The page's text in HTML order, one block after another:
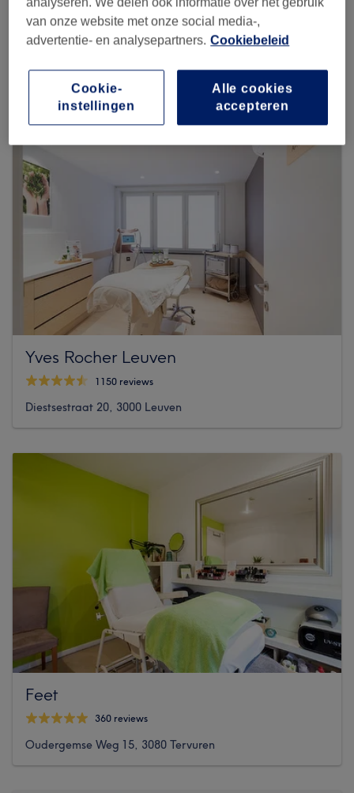
Yves Rocher Leuven
1150 reviews
Diestsestraat 20, 3000 Leuven
Feet
360 reviews
Oudergemse Weg 15, 3080 Tervuren
van onze website met onze social media-,
advertentie- en analysepartners. Cookiebeleid
Alle cookies
accepteren
Cookie-
instellingen